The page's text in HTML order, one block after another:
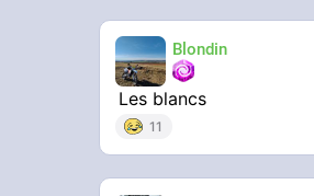
Blondin
Les blancs
11